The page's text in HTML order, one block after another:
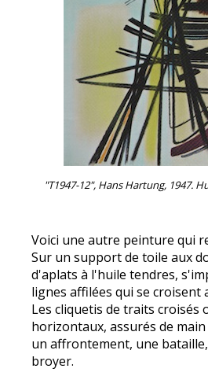
"T1947-12", Hans Hartung, 1947.
Voici une autre peinture qui
Sur un support de toile aux
d'aplats à l'huile tendres,
lignes affilées qui se croisent
Les cliquetis de traits croisés
horizontaux, assurés de
un affrontement, une
broyer.